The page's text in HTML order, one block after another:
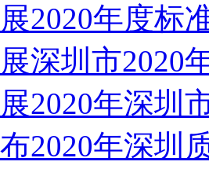
2020年度标
深圳市2020
2020年深圳
2020年深圳